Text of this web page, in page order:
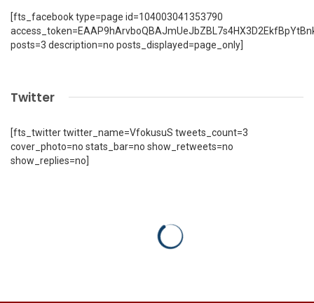
[fts_facebook type=page id=104003041353790
posts=3 description=no posts_displayed=page_only]
Twitter
[fts_twitter twitter_name=VfokusuS tweets_count=3
cover_photo=no stats_bar=no show_retweets=no
show_replies=no]